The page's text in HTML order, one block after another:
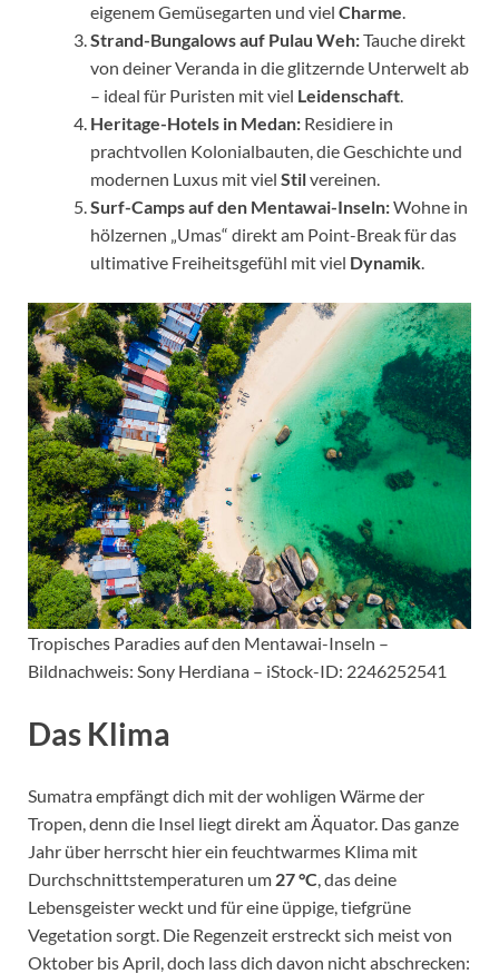
eigenem Gemüsegarten und viel Charme.
Strand-Bungalows auf Pulau Weh:Tauche direkt
von deiner Veranda in die glitzernde Unterwelt ab
– ideal für Puristen mit viel Leidenschaft.
Heritage-Hotels in Medan: Residiere in
prachtvollen Kolonialbauten, die Geschichte und
modernen Luxus mit viel Stilvereinen.
Surf-Camps auf den Mentawai-Inseln:Wohne in
hölzernen „Umas“ direkt am Point-Break für das
ultimative Freiheitsgefühl mit viel Dynamik.
Tropisches Paradies auf den Mentawai-Inseln –
Bildnachweis: Sony Herdiana – iStock-ID: 2246252541
Das Klima
Sumatra empfängt dich mit der wohligen Wärme der
Tropen, denn die Insel liegt direkt am Äquator. Das ganze
Jahr über herrscht hier ein feuchtwarmes Klima mit
Durchschnittstemperaturen um 27 °C , das deine
Lebensgeister weckt und für eine üppige, tiefgrüne
Vegetation sorgt. Die Regenzeit erstreckt sich meist von
Oktober bis April, doch lass dich davon nicht abschrecken: